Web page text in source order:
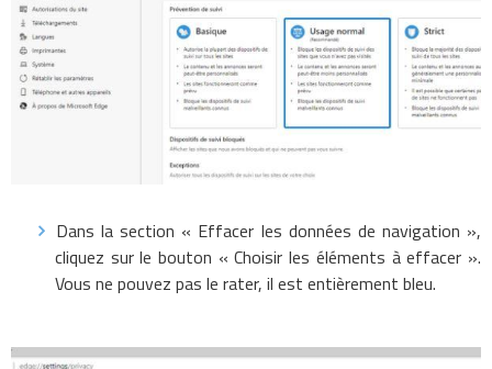
Dans la section « Effacer les données de navigation »,
cliquez sur le bouton « Choisir les éléments à effacer ».
Vous ne pouvez pas le rater, il est entièrement bleu.